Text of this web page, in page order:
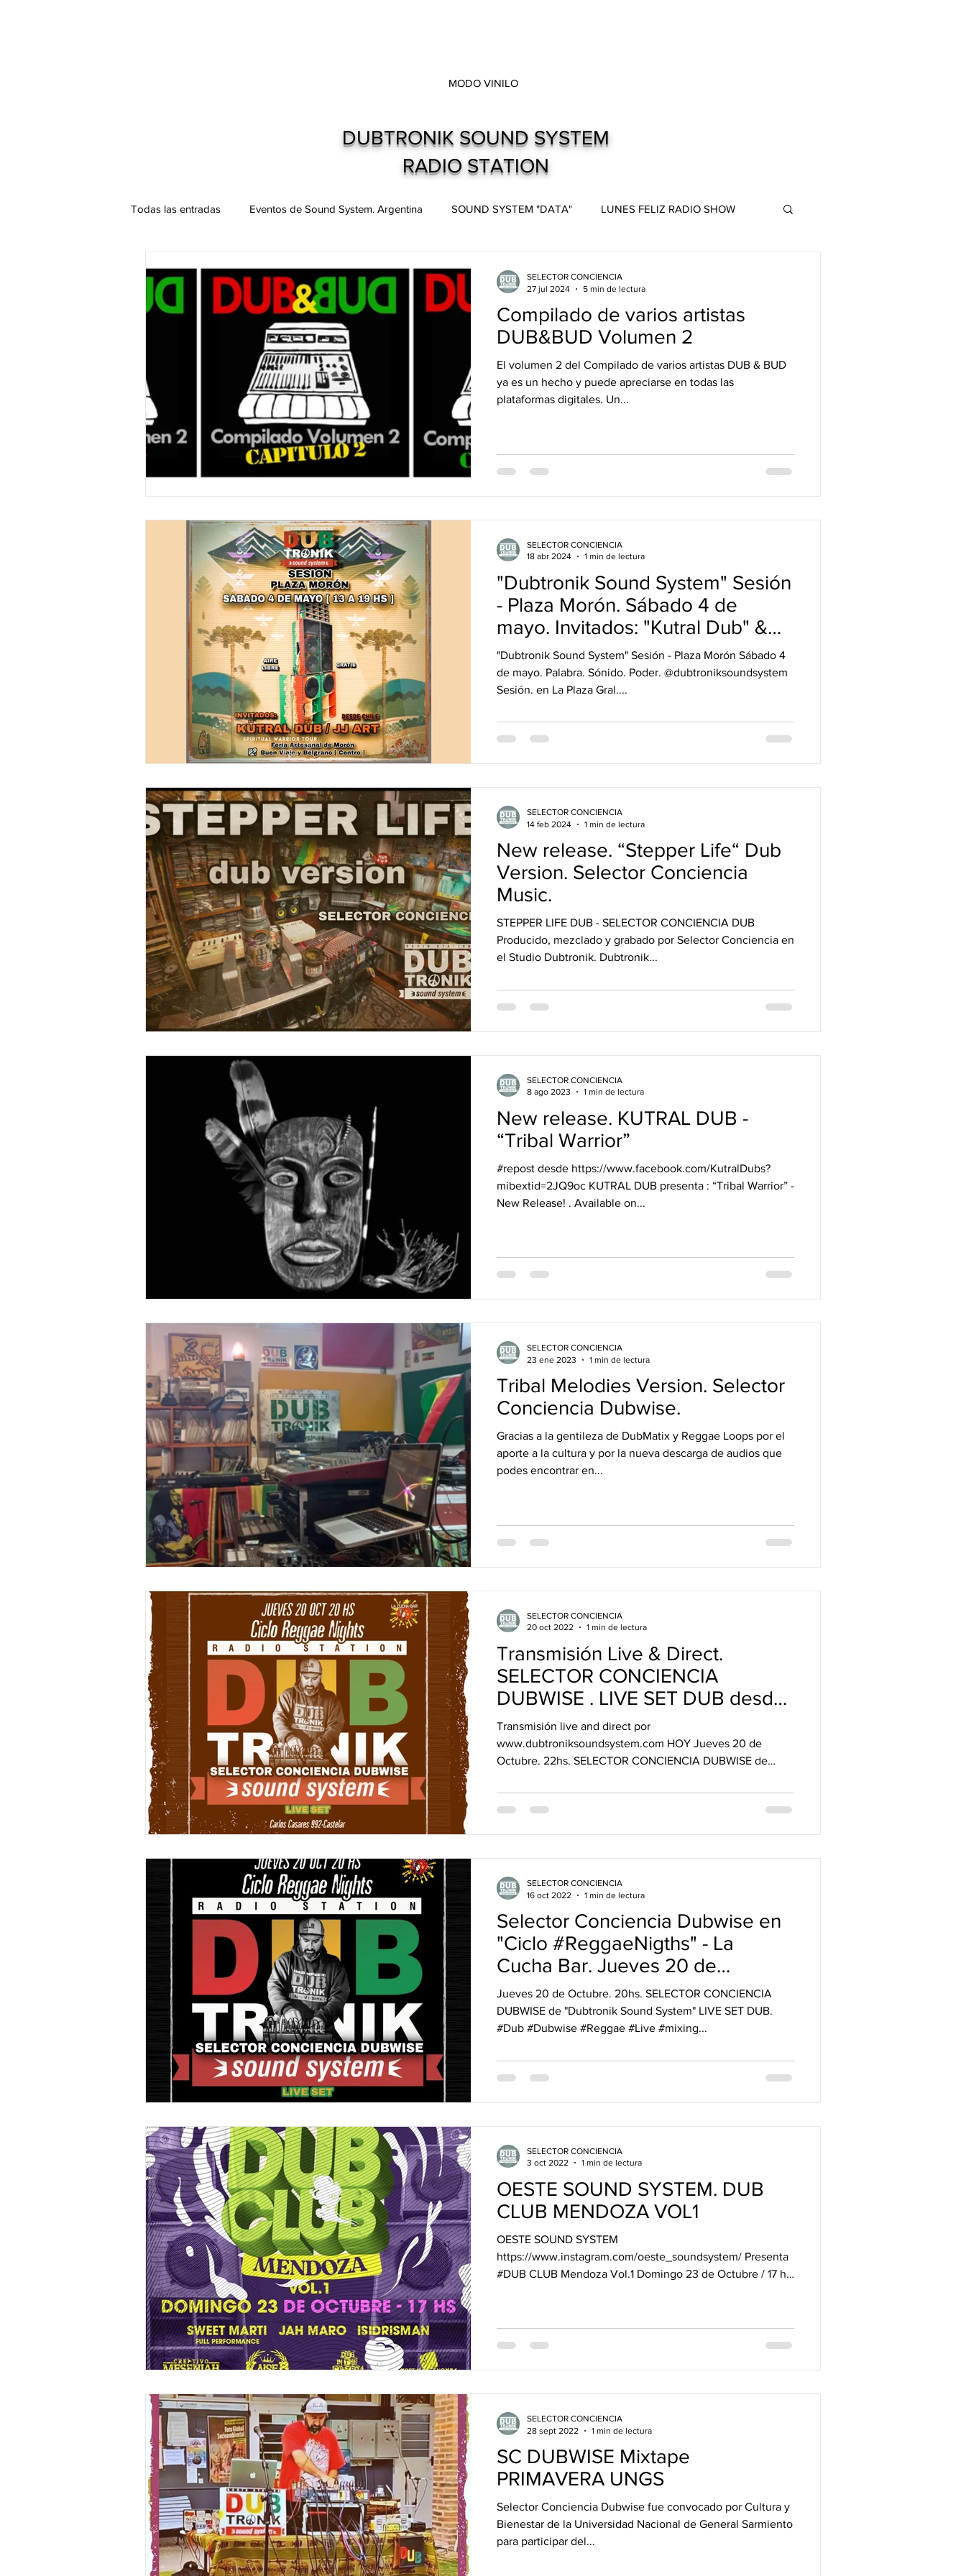
MODO VINILO
DUBTRONIK SOUND SYSTEM
RADIO STATION
Todas las entradas Eventos de Sound System. Argentina SOUND SYSTEM "DATA" LUNES FELIZ RADIO SHOW
Podcast. SOUNDMAN Mixtapes Live and direct. Shows. Recitales.
"DUB MEETING LYRICS" Nuevos Lanzamientos.
Compilado de varios artistas
DUB&BUD Volumen 2
El volumen 2 del Compilado de varios artistas DUB & BUD
ya es un hecho y puede apreciarse en todas las
plataformas digitales. Un...
SELECTOR CONCIENCIA
27 jul 2024
5 min de lectura
"Dubtronik Sound System" Sesión
- Plaza Morón. Sábado 4 de
mayo. Invitados: "Kutral Dub" &
"JJ ART" [ Chile ]
"Dubtronik Sound System" Sesión - Plaza Morón Sábado 4
de mayo. Palabra. Sónido. Poder. @dubtroniksoundsystem
Sesión. en La Plaza Gral....
SELECTOR CONCIENCIA
18 abr 2024
1 min de lectura
New release. “Stepper Life“ Dub
Version. Selector Conciencia
Music.
STEPPER LIFE DUB - SELECTOR CONCIENCIA DUB
Producido, mezclado y grabado por Selector Conciencia en
el Studio Dubtronik. Dubtronik...
SELECTOR CONCIENCIA
14 feb 2024
1 min de lectura
New release. KUTRAL DUB -
“Tribal Warrior”
#repost desde https://www.facebook.com/KutralDubs?
mibextid=2JQ9oc KUTRAL DUB presenta : “Tribal Warrior” -
New Release! . Available on...
SELECTOR CONCIENCIA
8 ago 2023
1 min de lectura
Tribal Melodies Version. Selector
Conciencia Dubwise.
Gracias a la gentileza de DubMatix y Reggae Loops por el
aporte a la cultura y por la nueva descarga de audios que
podes encontrar en...
SELECTOR CONCIENCIA
23 ene 2023
1 min de lectura
Transmisión Live & Direct.
SELECTOR CONCIENCIA
DUBWISE . LIVE SET DUB desde
LA CUCHA BAR.
Transmisión live and direct por
www.dubtroniksoundsystem.com HOY Jueves 20 de
Octubre. 22hs. SELECTOR CONCIENCIA DUBWISE de
SELECTOR CONCIENCIA
20 oct 2022
1 min de lectura
Selector Conciencia Dubwise en
"Ciclo #ReggaeNigths" - La
Cucha Bar. Jueves 20 de
Octubre. FREE PASS
Jueves 20 de Octubre. 20hs. SELECTOR CONCIENCIA
DUBWISE de "Dubtronik Sound System" LIVE SET DUB.
#Dub #Dubwise #Reggae #Live #mixing...
SELECTOR CONCIENCIA
16 oct 2022
1 min de lectura
OESTE SOUND SYSTEM. DUB
CLUB MENDOZA VOL1
OESTE SOUND SYSTEM
https://www.instagram.com/oeste_soundsystem/ Presenta
#DUB CLUB Mendoza Vol.1 Domingo 23 de Octubre / 17 hs.
SELECTOR CONCIENCIA
3 oct 2022
1 min de lectura
SC DUBWISE Mixtape
PRIMAVERA UNGS
Selector Conciencia Dubwise fue convocado por Cultura y
Bienestar de la Universidad Nacional de General Sarmiento
para participar del...
SELECTOR CONCIENCIA
28 sept 2022
1 min de lectura